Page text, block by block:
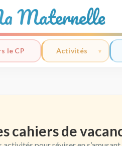
Maternelle
le CP Activités
cahiers de